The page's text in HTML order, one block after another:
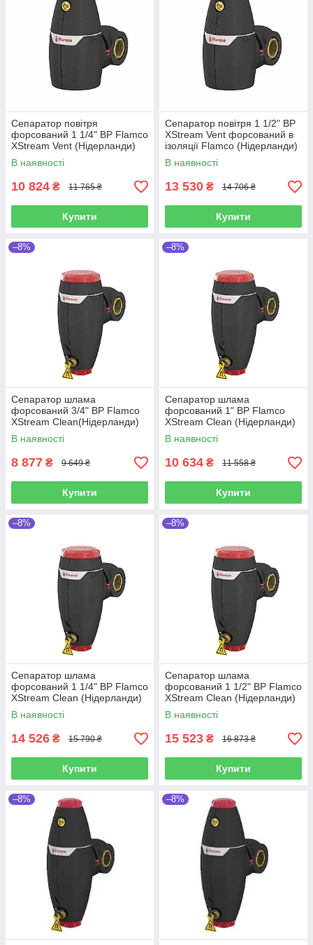
Сепаратор повітря
форсований 1 1/4" ВР Flamco
XStream Vent (Нідерланди)
В наявності
10 824 ₴ 11 765 ₴
Купити
Сепаратор повітря 1 1/2" ВР
XStream Vent форсований в
ізоляції Flamco (Нідерланди)
В наявності
13 530 ₴ 14 706 ₴
Купити
–8%
Сепаратор шлама
форсований 3/4" ВР Flamco
XStream Clean(Нідерланди)
В наявності
8 877 ₴ 9 649 ₴
Купити
–8%
Сепаратор шлама
форсований 1" ВР Flamco
XStream Clean (Нідерланди)
В наявності
10 634 ₴ 11 558 ₴
Купити
–8%
Сепаратор шлама
форсований 1 1/4" ВР Flamco
XStream Clean (Нідерланди)
В наявності
14 526 ₴ 15 790 ₴
Купити
–8%
Сепаратор шлама
форсований 1 1/2" ВР Flamco
XStream Clean (Нідерланди)
В наявності
15 523 ₴ 16 873 ₴
Купити
–8% –8%